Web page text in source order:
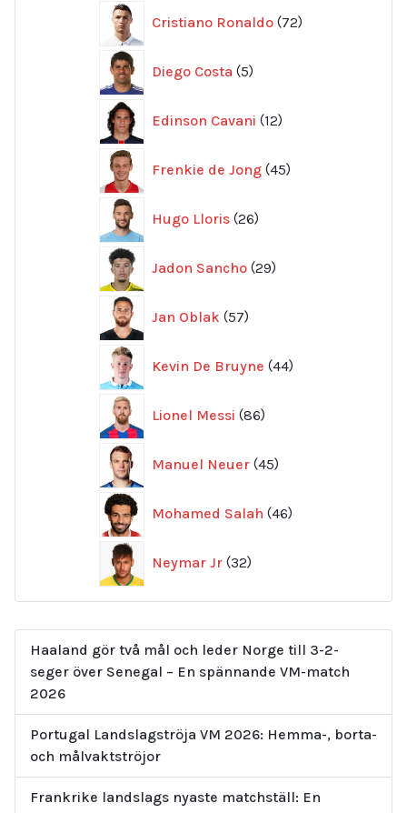
Cristiano Ronaldo 72
produkter
Diego Costa 5
produkter
Edinson Cavani 12
produkter
Frenkie de Jong 45
produkter
Hugo Lloris 26
produkter
Jadon Sancho 29
produkter
Jan Oblak 57
produkter
Kevin De Bruyne 44
produkter
Lionel Messi 86
produkter
Manuel Neuer 45
produkter
Mohamed Salah 46
produkter
Neymar Jr 32
produkter
Haaland gör två mål och leder Norge till 3-2-
seger över Senegal – En spännande VM-match
2026
Portugal Landslagströja VM 2026: Hemma-, borta-
och målvaktströjor
Frankrike landslags nyaste matchställ: En